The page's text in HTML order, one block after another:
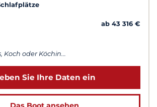
ab 43 316 €
Koch oder Köchin...
Sie Ihre Daten ein